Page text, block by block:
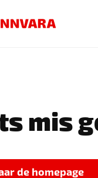
mis
de homepage